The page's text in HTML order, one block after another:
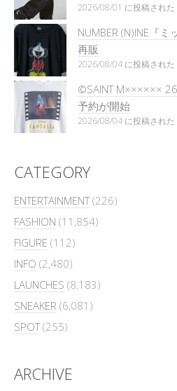
2026/08/01 に投稿された
NUMBER (N)INE『
再販
2026/08/04 に投稿された
©SAINT M××××××
予約が開始
2026/08/04 に投稿された
CATEGORY
ENTERTAINMENT(226)
FASHION (11,854)
FIGURE (112)
INFO (2,480)
LAUNCHES (8,183)
SNEAKER (6,081)
SPOT(255)
ARCHIVE